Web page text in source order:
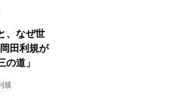
、なぜ世
田利規が
の道」
規